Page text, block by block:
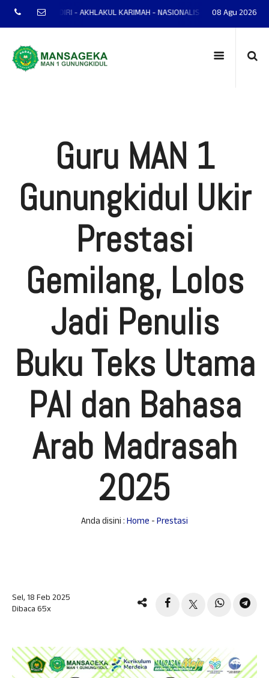
- MANDIRI - AKHLAKUL KARIMAH - NASIONALIS - TERAMPIL - ADAPTIF -
08 Agu 2026
Guru MAN 1
Gunungkidul Ukir
Prestasi
Gemilang, Lolos
Jadi Penulis
Buku Teks Utama
PAI dan Bahasa
Arab Madrasah
2025
Anda disini :Home -Prestasi
Sel, 18 Feb 2025
Dibaca 65x